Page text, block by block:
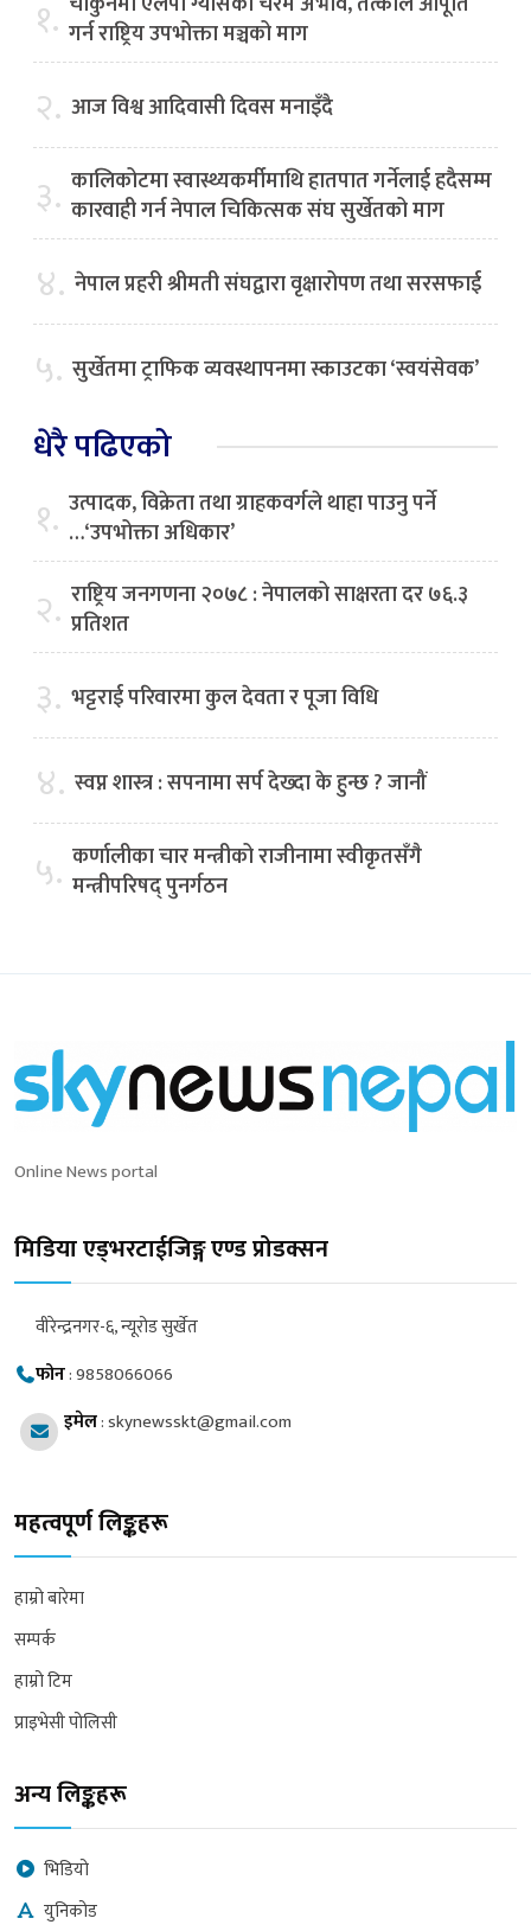
१. गर्न राष्ट्रिय उपभोक्ता मञ्चको माग
२. आज विश्व आदिवासी दिवस मनाइँदै
३. कालिकोटमा स्वास्थ्यकर्मीमाथि हातपात गर्नेलाई हदैसम्म
कारवाही गर्न नेपाल चिकित्सक संघ सुर्खेतको माग
४. नेपाल प्रहरी श्रीमती संघद्वारा वृक्षारोपण तथा सरसफाई
५. सुर्खेतमा ट्राफिक व्यवस्थापनमा स्काउटका ‘स्वयंसेवक’
धेरै पढिएको
१. उत्पादक, विक्रेता तथा ग्राहकवर्गले थाहा पाउनु पर्ने
…‘उपभोक्ता अधिकार’
२. राष्ट्रिय जनगणना २०७८ : नेपालको साक्षरता दर ७६.३
प्रतिशत
३. भट्टराई परिवारमा कुल देवता र पूजा विधि
४. स्वप्न शास्त्र : सपनामा सर्प देख्दा के हुन्छ ? जानौं
५. कर्णालीका चार मन्त्रीको राजीनामा स्वीकृतसँगै
मन्त्रीपरिषद् पुनर्गठन
Online News portal
मिडिया एड्भरटाईजिङ्ग एण्ड प्रोडक्सन
वीरेन्द्रनगर-६, न्यूरोड सुर्खेत
फोन:9858066066
इमेल:skynewsskt@gmail.com
महत्वपूर्ण लिङ्कहरू
हाम्रो बारेमा
सम्पर्क
हाम्रो टिम
प्राइभेसी पोलिसी
अन्य लिङ्कहरू
भिडियो
युनिकोड